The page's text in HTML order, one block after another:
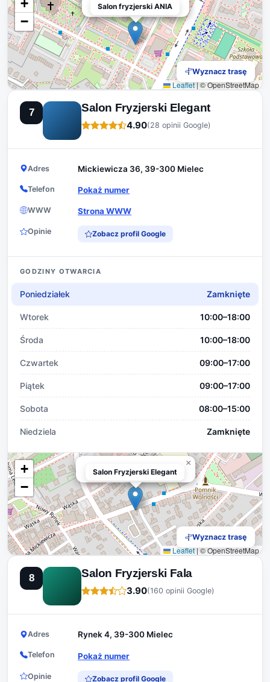
Salon fryzjerski ANIA
+
−
Leaflet|© OpenStreetMap
Salon fryzjerski ANIA
Wyznacz trasę
7 Salon Fryzjerski Elegant
4.90(28 opinii Google)
Adres Mickiewicza 36, 39-300 Mielec
Telefon Pokaż numer
WWW Strona WWW
Opinie Zobacz profil Google
GODZINY OTWARCIA
Poniedziałek Zamknięte
Wtorek 10:00–18:00
Środa 10:00–18:00
Czwartek 09:00–17:00
Piątek 09:00–17:00
Sobota 08:00–15:00
Niedziela Zamknięte
Salon Fryzjerski Elegant
×
+
−
Leaflet|© OpenStreetMap
Salon Fryzjerski Elegant
Wyznacz trasę
8 Salon Fryzjerski Fala
3.90(160 opinii Google)
Adres Rynek 4, 39-300 Mielec
Telefon Pokaż numer
Opinie Zobacz profil Google